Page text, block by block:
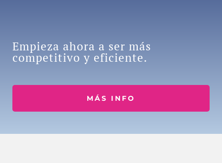
Empieza ahora a ser más
competitivo y eficiente.
MÁS INFO